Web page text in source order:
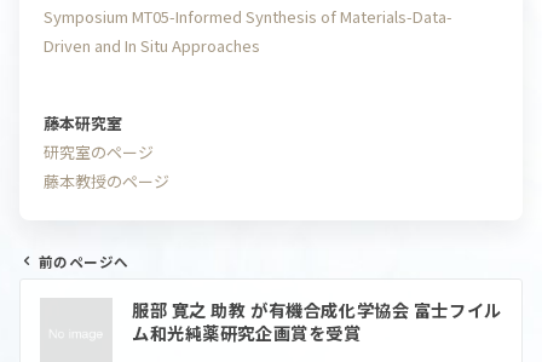
Symposium MT05-Informed Synthesis of Materials-Data-
Driven and In Situ Approaches
藤本研究室
研究室のページ
藤本教授のページ
前のページへ
服部 寛之 助教 が有機合成化学協会 富士フイル
ム和光純薬研究企画賞を受賞